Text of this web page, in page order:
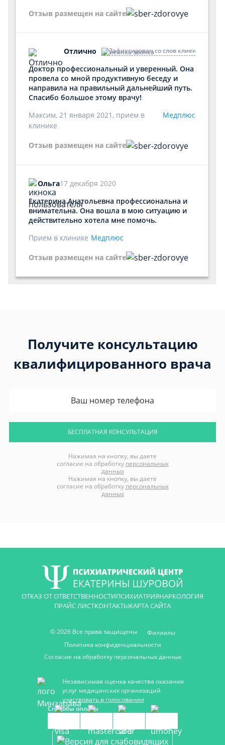
Отзыв размещен на сайте
Отлично Зафиксирован со слов клиента по
Доктор профессиональный и уверенный. Она
провела со мной продуктивную беседу и
направила на правильный дальнейший путь.
Спасибо большое этому врачу!
Максим, 21 января 2021, прием в
клинике
Медплюс
Отзыв размещен на сайте
Ольга17 декабря 2020
Екатерина Анатольевна профессиональна и
внимательна. Она вошла в мою ситуацию и
действительно хотела мне помочь.
Прием в клинике Медплюс
Отзыв размещен на сайте
Получите консультацию
квалифицированного врача
БЕСПЛАТНАЯ КОНСУЛЬТАЦИЯ
Нажимая на кнопку, вы даете
согласие на обработку персональных
данных
Нажимая на кнопку, вы даете
согласие на обработку персональных
данных
ОТКАЗ ОТ ОТВЕТСТВЕННОСТИПСИХИАТРИЯНАРКОЛОГИЯ
ПРАЙС ЛИСТКОНТАКТЫКАРТА САЙТА
© 2026 Все права защищены
Филиалы
Политика конфиденциальности
Согласие на обработку персональных данных
Независимая оценка качества оказания
услуг медицинских организаций
участвовать в голосовании
Способы оплаты